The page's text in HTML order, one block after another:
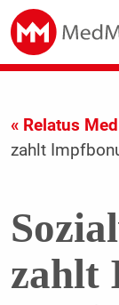
« Relatus
zahlt
zahlt